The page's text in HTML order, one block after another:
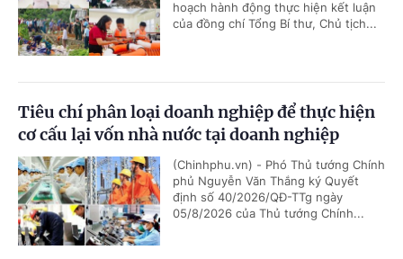
hoạch hành động thực hiện kết luận
của đồng chí Tổng Bí thư, Chủ tịch...
Tiêu chí phân loại doanh nghiệp để thực hiện
cơ cấu lại vốn nhà nước tại doanh nghiệp
(Chinhphu.vn) - Phó Thủ tướng Chính
phủ Nguyễn Văn Thắng ký Quyết
định số 40/2026/QĐ-TTg ngày
05/8/2026 của Thủ tướng Chính...